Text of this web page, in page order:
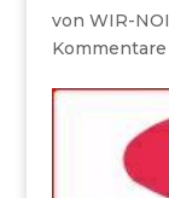
von WIR-NOI
Kommentare